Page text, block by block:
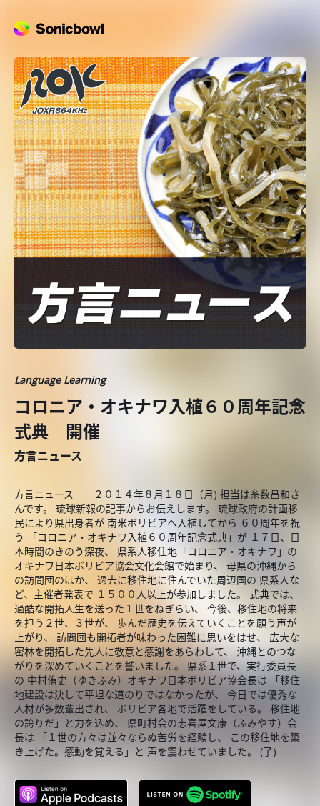
Language Learning
コロニア・オキナワ入植６０周年記念
式典 開催
方言ニュース
方言ニュース ２０１４年８月１８日（月) 担当は糸数昌和さ
んです。 琉球新報の記事からお伝えします。 琉球政府の計画移
民により県出身者が 南米ボリビアへ入植してから ６０周年を祝
う 「コロニア・オキナワ入植６０周年記念式典」が １７日、日
本時間のきのう深夜、 県系人移住地「コロニア・オキナワ」の
オキナワ日本ボリビア協会文化会館で始まり、 母県の沖縄から
の訪問団のほか、 過去に移住地に住んでいた周辺国の 県系人な
ど、主催者発表で １５００人以上が参加しました。 式典では、
過酷な開拓人生を送った１世をねぎらい、 今後、移住地の将来
を担う２世、３世が、 歩んだ歴史を伝えていくことを願う声が
上がり、 訪問団も開拓者が味わった困難に思いをはせ、 広大な
密林を開拓した先人に敬意と感謝をあらわして、 沖縄とのつな
がりを深めていくことを誓いました。 県系１世で、実行委員長
の 中村侑史（ゆきふみ）オキナワ日本ボリビア協会長は 「移住
地建設は決して平坦な道のりではなかったが、 今日では優秀な
人材が多数輩出され、 ボリビア各地で活躍をしている。 移住地
の誇りだ」と力を込め、 県町村会の志喜屋文康（ふみやす）会
長は 「１世の方々は並々ならぬ苦労を経験し、 この移住地を築
き上げた。感動を覚える」と 声を震わせていました。 (了)